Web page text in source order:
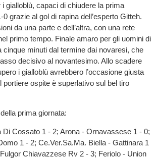
gialloblù, capaci di chiudere la prima
grazie al gol di rapina dell’esperto Gitteh.
da una parte e dell’altra, con una rete
primo tempo. Finale amaro per gli uomini di
cinque minuti dal termine dai novaresi, che
decisivo al novantesimo. Allo scadere
i gialloblù avrebbero l’occasione giusta
portiere ospite è superlativo sul bel tiro
prima giornata:
Di Cossato 1 - 2; Arona - Ornavassese 1 - 0;
1 - 2; Ce.Ver.Sa.Ma. Biella - Gattinara 1
Chiavazzese Rv 2 - 3; Feriolo - Union